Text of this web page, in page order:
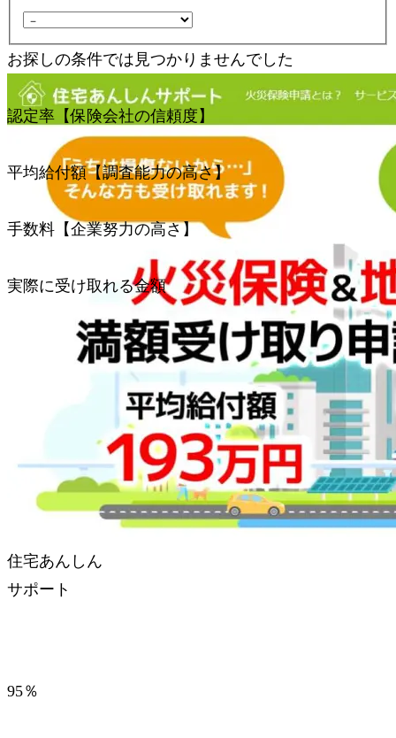
お探しの条件では見つかりませんでした
会社名
認定率【保険会社の信頼度】
認定率【保険会社の信頼度】
平均給付額【調査能力の高さ】
平均給付額【調査能力の高さ】
手数料【企業努力の高さ】
手数料【企業努力の高さ】
実際に受け取れる金額
実際に受け取れる金額
住宅あんしん
サポート
95％